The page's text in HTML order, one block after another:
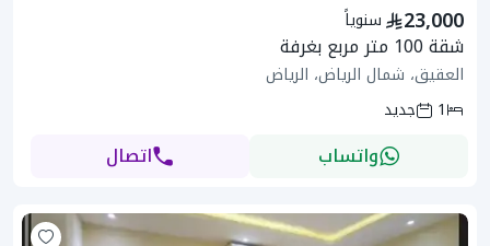
سنوياً 23,000
شقة 100 متر مربع بغرفة
العقيق، شمال الرياض، الرياض
1
جديد
واتساب اتصال